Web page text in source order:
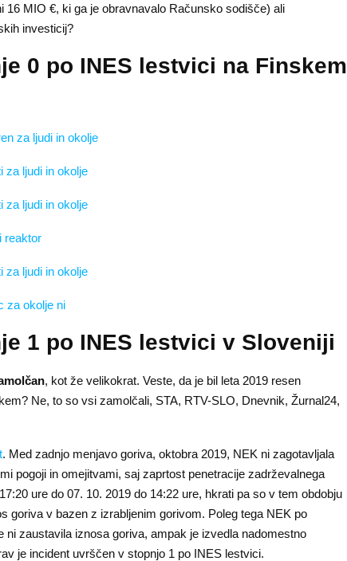
MIO €, ki ga je obravnavalo Računsko sodišče) ali
investicij?
0 po INES lestvici na Finskem
za ljudi in okolje
za ljudi in okolje
za ljudi in okolje
reaktor
za ljudi in okolje
za okolje ni
1 po INES lestvici v Sloveniji
, kot že velikokrat. Veste, da je bil leta 2019 resen
Ne, to so vsi zamolčali, STA, RTV-SLO, Dnevnik, Žurnal24,
. Med zadnjo menjavo goriva, oktobra 2019, NEK ni zagotavljala
pogoji in omejitvami, saj zaprtost penetracije zadrževalnega
ure do 07. 10. 2019 do 14:22 ure, hkrati pa so v tem obdobju
goriva v bazen z izrabljenim gorivom. Poleg tega NEK po
ni zaustavila iznosa goriva, ampak je izvedla nadomestno
je incident uvrščen v stopnjo 1 po INES lestvici.